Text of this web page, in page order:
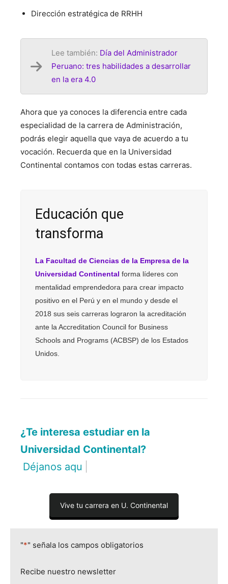
Dirección estratégica de RRHH
Lee también: Día del Administrador
Peruano: tres habilidades a desarrollar
en la era 4.0
Ahora que ya conoces la diferencia entre cada
especialidad de la carrera de Administración,
podrás elegir aquella que vaya de acuerdo a tu
vocación. Recuerda que en la Universidad
Continental contamos con todas estas carreras.
Educación que
transforma
La Facultad de Ciencias de la Empresa de la
Universidad Continental forma líderes con
mentalidad emprendedora para crear impacto
positivo en el Perú y en el mundo y desde el
2018 sus seis carreras lograron la acreditación
ante la Accreditation Council for Business
Schools and Programs (ACBSP) de los Estados
Unidos.
¿Te interesa estudiar en la
Universidad Continental?
Déjanos aquí tus dato
Vive tu carrera en U. Continental
"*" señala los campos obligatorios
Recibe nuestro newsletter